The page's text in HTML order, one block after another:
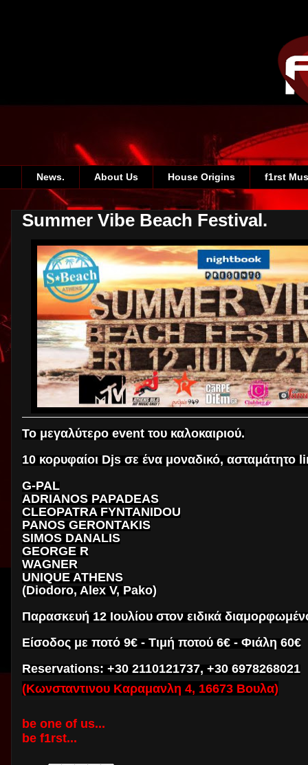
News. About Us House Origins f1rst
Summer Vibe Beach Festival.
Το μεγαλύτερο event του καλοκαιριού.
10 κορυφαίοι Djs σε ένα μοναδικό, ασταμάτητο
G-PAL
ADRIANOS PAPADEAS
CLEOPATRA FYNTANIDOU
PANOS GERONTAKIS
SIMOS DANALIS
GEORGE R
WAGNER
UNIQUE ATHENS
(Diodoro, Alex V, Pako)
Παρασκευή 12 Ιουλίου στον ειδικά
Είσοδος με ποτό 9€ - Τιμή ποτού 6€ - Φιάλη 60€
Reservations: +30 2110121737, +30 6978268021
(Κωνσταντινου Καραμανλη 4, 16673 Βουλα)
be one of us...
be f1rst...